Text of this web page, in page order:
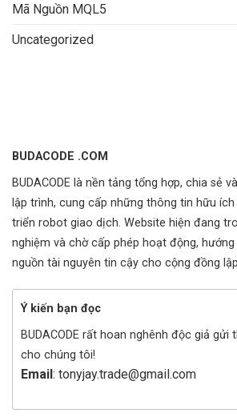
Mã Nguồn MQL5
Uncategorized
BUDACODE .COM
BUDACODE là nền tảng tổng hợp, chia sẻ
lập trình, cung cấp những thông tin hữu
triển robot giao dịch. Website hiện đang
nghiệm và chờ cấp phép hoạt động,
nguồn tài nguyên tin cậy cho cộng đồng
Ý kiến bạn đọc
BUDACODE rất hoan nghênh độc giả gửi
cho chúng tôi!
Email: tonyjay.trade@gmail.com